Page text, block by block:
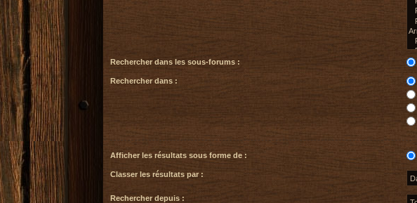
Rechercher dans les sous-forums :
Rechercher dans :
Afficher les résultats sous forme de :
Classer les résultats par :
Rechercher depuis :